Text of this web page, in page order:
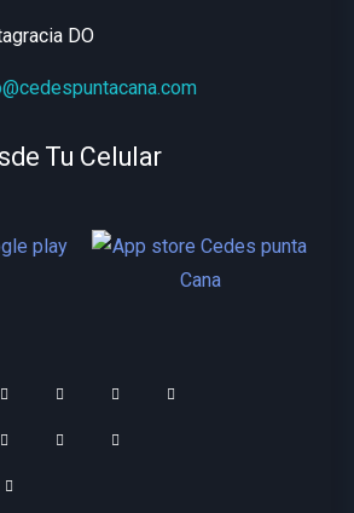
DO
Tu Celular